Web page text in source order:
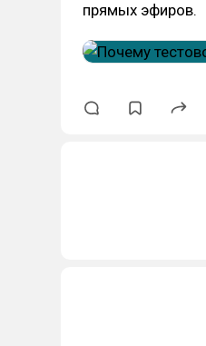
прямых эфиров.